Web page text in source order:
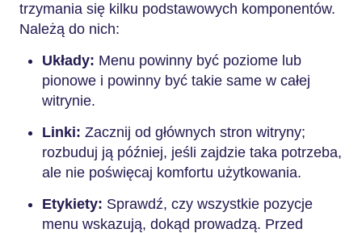
trzymania się kilku podstawowych komponentów.
Należą do nich:
Układy: Menu powinny być poziome lub
pionowe i powinny być takie same w całej
witrynie.
Linki: Zacznij od głównych stron witryny;
rozbuduj ją później, jeśli zajdzie taka potrzeba,
ale nie poświęcaj komfortu użytkowania.
Etykiety: Sprawdź, czy wszystkie pozycje
menu wskazują, dokąd prowadzą. Przed